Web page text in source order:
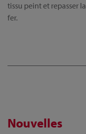
tissu peint et repasser
fer.
Nouvelles